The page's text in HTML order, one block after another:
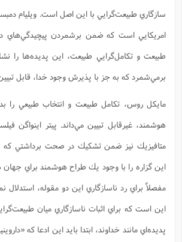
سازگاري طبيعت‌گرايي با اين اصل است. ويليام
امريكايي است كه ضمن برشمردن پيچيدگي‌هاي
طبيعت و تكامل‌گرايي طبيعت، اين پديده‌ها را
برمي‌شمرد كه به جز با پذيرش وجود خدا، قابل
مايكل روس، تكامل طبيعت و انتخاب طبيعي را
هوشمند، غيرقابل تبيين مي‌داند. پيتر اينواگن
متافيزيك نيز ضمن تشكيك در صحت برداشتي كه
اين گزاره را با وجود يك طراح هوشمند براي
مفصلاً براي رد ناسازگاري اين دو مقوله، استدلال
اين است كه براي اثبات ناسازگاري ميان
پديده‌اي مانند خداوند، ابتدا بايد اين ادعا كه